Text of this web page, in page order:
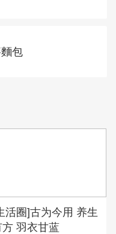
包
活圈]古为今用 养生
方 羽衣甘蓝